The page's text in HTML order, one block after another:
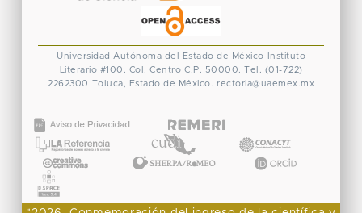
Universidad Autónoma del Estado de México
Instituto
Literario #100. Col. Centro C.P. 50000. Tel. (01-722)
2262300 Toluca, Estado de México. rectoria@uaemex.mx